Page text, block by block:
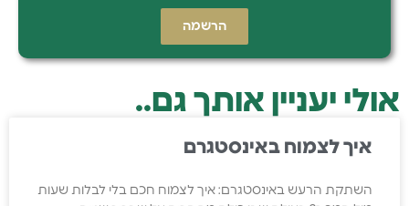
הרשמה
אולי יעניין אותך גם..
איך לצמוח באינסטגרם
השתקת הרעש באינסטגרם: איך לצמוח חכם בלי לבלות שעות